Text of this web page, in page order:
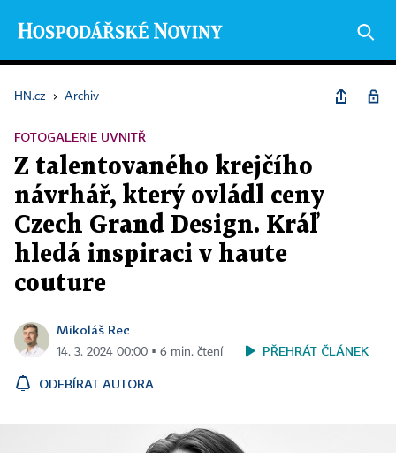
HN.cz › Archiv
FOTOGALERIE UVNITŘ
Z talentovaného krejčího
návrhář, který ovládl ceny
Czech Grand Design. Kráľ
hledá inspiraci v haute
couture
Mikoláš Rec
14. 3. 2024 00:00 ▪ 6 min. čtení PŘEHRÁT ČLÁNEK
ODEBÍRAT AUTORA